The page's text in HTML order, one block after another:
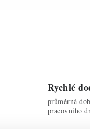
Rychlé
průměrná
pracovního